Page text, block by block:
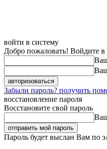
войти в систему
Добро пожаловать! Войдите
Забыли пароль? получить
восстановление пароля
Восстановите свой пароль
Пароль будет выслан Вам по